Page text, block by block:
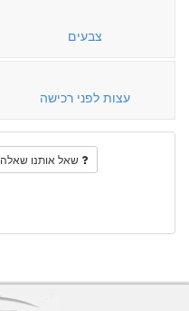
צבעים
עצות לפני רכישה
שאל אותנו שאלה